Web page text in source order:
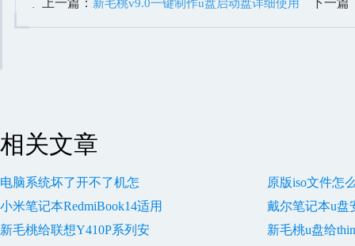
上一篇： 新毛桃v9.0一键制作u盘启动盘详细使用 下一篇
相关文章
电脑系统坏了开不了机怎
原版iso文件怎
小米笔记本RedmiBook14适用
戴尔笔记本u盘
新毛桃给联想Y410P系列安
新毛桃u盘给